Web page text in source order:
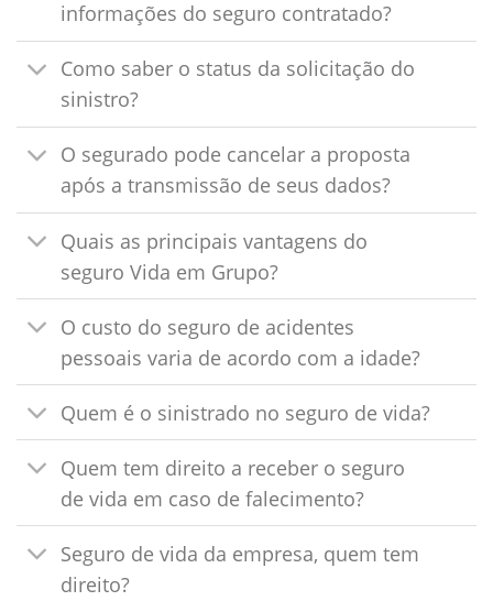
informações do seguro contratado?
Como saber o status da solicitação do
sinistro?
O segurado pode cancelar a proposta
após a transmissão de seus dados?
Quais as principais vantagens do
seguro Vida em Grupo?
O custo do seguro de acidentes
pessoais varia de acordo com a idade?
Quem é o sinistrado no seguro de vida?
Quem tem direito a receber o seguro
de vida em caso de falecimento?
Seguro de vida da empresa, quem tem
direito?